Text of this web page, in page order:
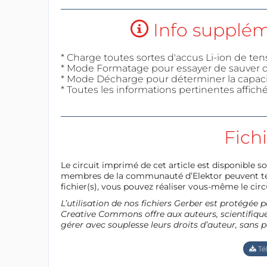
Info
* Charge toutes sortes d'accus Li-ion de
* Mode Formatage pour essayer de
* Mode Décharge pour déterminer la
* Toutes les informations pertinentes
Le circuit imprimé de cet article est disponible
membres de la communauté d’Elektor peuvent
fichier(s), vous pouvez réaliser vous-même le
L’utilisation de nos fichiers Gerber est protégée
Creative Commons offre aux auteurs,
gérer avec souplesse leurs droits d’auteur, sans